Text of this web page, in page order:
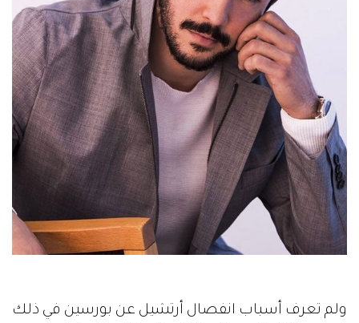
ولم تعرف أسباب انفصال أرتشيل عن بورسين في ذلك